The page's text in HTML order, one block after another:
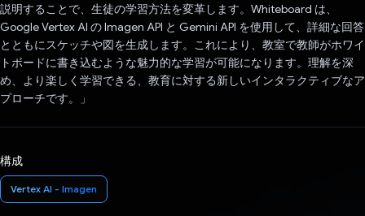
説明することで、生徒の学習方法を変革します。Whiteboard は、
Google Vertex AI の Imagen API と Gemini API を使用して、詳細な回答
とともにスケッチや図を生成します。これにより、教室で教師がホワイ
トボードに書き込むような魅力的な学習が可能になります。理解を深
め、より楽しく学習できる、教育に対する新しいインタラクティブなア
プローチです。」
構成
Vertex AI - Imagen